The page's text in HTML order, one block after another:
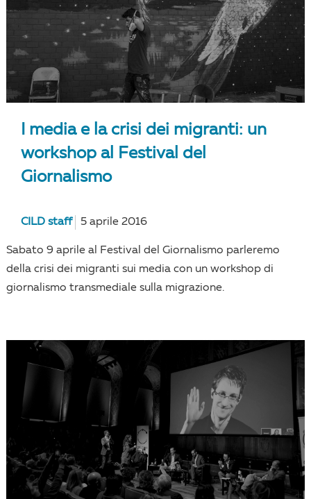
I media e la crisi dei migranti: un
workshop al Festival del
Giornalismo
CILD staff 5 aprile 2016
Sabato 9 aprile al Festival del Giornalismo parleremo
della crisi dei migranti sui media con un workshop di
giornalismo transmediale sulla migrazione.